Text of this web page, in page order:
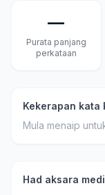
—
Purata panjang
perkataan
Kekerapan kata
Mula menaip
Had aksara